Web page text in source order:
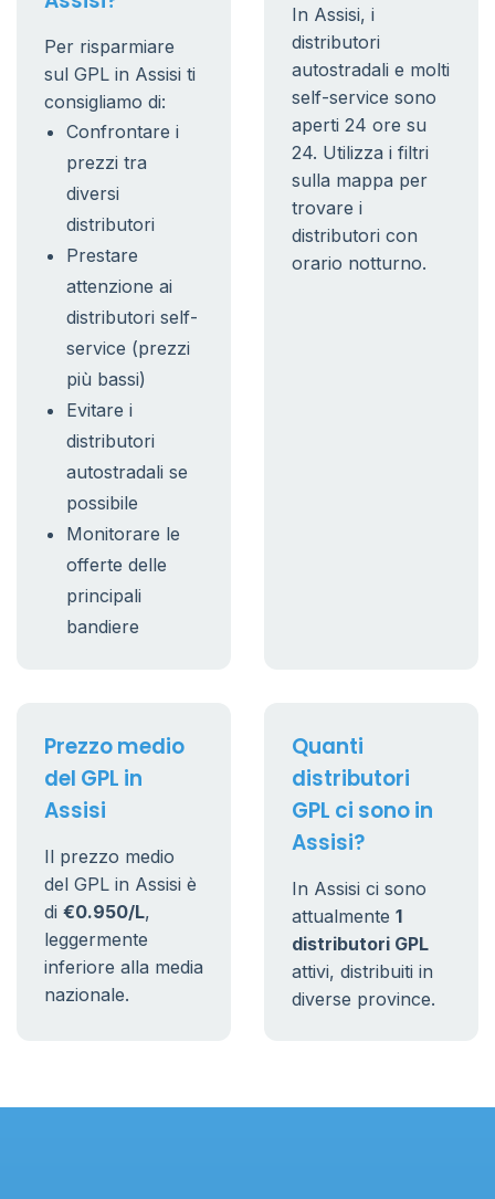
Per risparmiare
sul GPL in Assisi ti
consigliamo di:
Confrontare i
prezzi tra
diversi
distributori
Prestare
attenzione ai
distributori self-
service (prezzi
più bassi)
Evitare i
distributori
autostradali se
possibile
Monitorare le
offerte delle
principali
bandiere
In Assisi, i
distributori
autostradali e molti
self-service sono
aperti 24 ore su
24. Utilizza i filtri
sulla mappa per
trovare i
distributori con
orario notturno.
Prezzo medio
del GPL in
Assisi
Il prezzo medio
del GPL in Assisi è
di €0.950/L,
leggermente
inferiore alla media
nazionale.
Quanti
distributori
GPL ci sono in
Assisi?
In Assisi ci sono
attualmente 1
distributori GPL
attivi, distribuiti in
diverse province.